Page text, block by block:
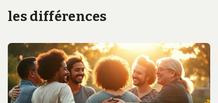
les différences